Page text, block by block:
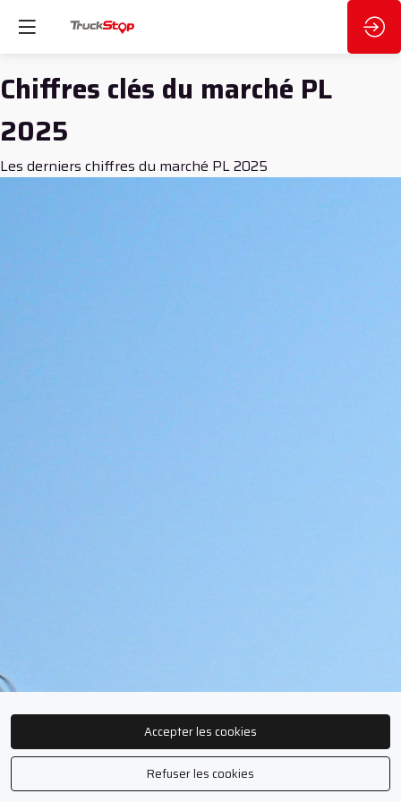
Chiffres clés du marché PL
2025
Les derniers chiffres du marché PL 2025
Accepter les cookies
Refuser les cookies